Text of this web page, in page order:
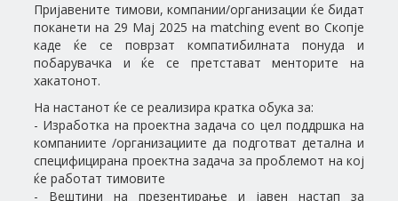
Пријавените тимови, компании/организации ќе бидат
поканети на 29 Мај 2025 на matching event во Скопје
каде ќе се поврзат компатибилната понуда и
побарувачка и ќе се претстават менторите на
хакатонот.
На настанот ќе се реализира кратка обука за:
- Изработка на проектна задача со цел поддршка на
компаниите /организациите да подготват детална и
специфицирана проектна задача за проблемот на кој
ќе работат тимовите
- Вештини на презентирање и јавен настап за